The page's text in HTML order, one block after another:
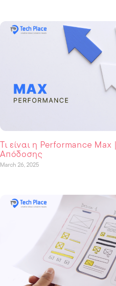
Τι είναι η Performance
Απόδοσης
March 26, 2025